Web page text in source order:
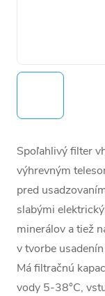
Spoľahlivý filter
výhrevným
pred
slabými
minerálov a tiež
v tvorbe
Má filtračnú
vody 5-38°C,